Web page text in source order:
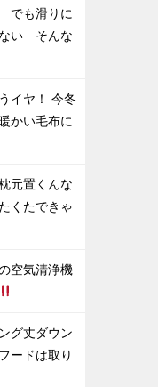
でも滑りに
ない そんな
イヤ！ 今冬
かい毛布に
元置くんな
くたできゃ
空気清浄機
グ丈ダウン
ードは取り